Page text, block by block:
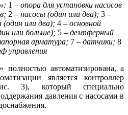
1 – опора для установки насосов
2 – насосы (один или два); 3 –
(один или два); 4– основной
или больше); 5 – демпферный
арматура; 7– датчики; 8
управления
полностью автоматизирована, а
является контроллер
3), который специально
давления с насосами в